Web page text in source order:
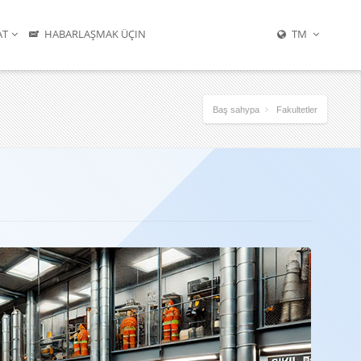
HABARLAŞMAK ÜÇIN TM
Baş sahypa Fakultetler